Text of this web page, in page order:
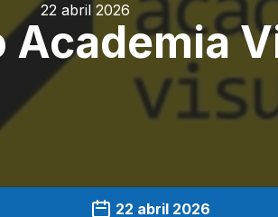
22 abril 2026
Academia
22 abril 2026